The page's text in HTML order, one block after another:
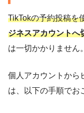
TikTokの予約投稿を
ジネスアカウントへ
は一切かかりません。
個人アカウントから
は、以下の手順でお